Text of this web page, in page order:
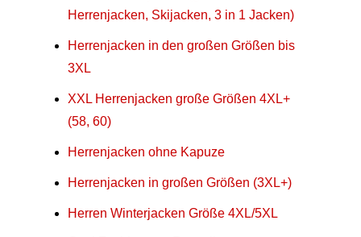
Herrenjacken, Skijacken, 3 in 1 Jacken)
Herrenjacken in den großen Größen bis
3XL
XXL Herrenjacken große Größen 4XL+
(58, 60)
Herrenjacken ohne Kapuze
Herrenjacken in großen Größen (3XL+)
Herren Winterjacken Größe 4XL/5XL